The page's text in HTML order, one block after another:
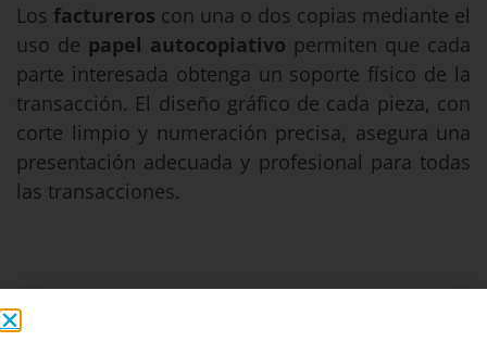
Los factureros con una o dos copias mediante el
uso de papel autocopiativo permiten que cada
parte interesada obtenga un soporte físico de la
transacción. El diseño gráfico de cada pieza, con
corte limpio y numeración precisa, asegura una
presentación adecuada y profesional para todas
las transacciones.
Conoce las características del